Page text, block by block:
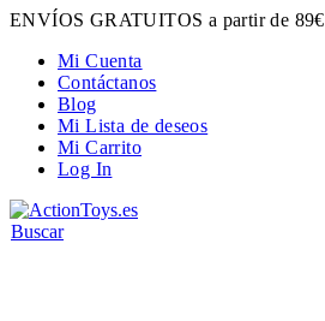
ENVÍOS GRATUITOS a partir de 89€
Mi Cuenta
Contáctanos
Blog
Mi Lista de deseos
Mi Carrito
Log In
Buscar